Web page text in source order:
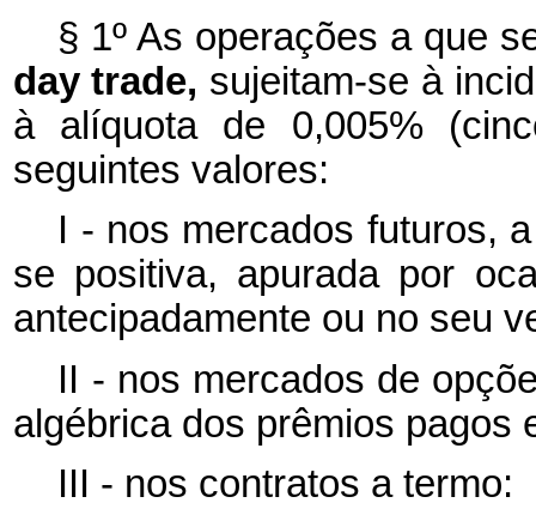
§ 1º As operações a que
day trade, sujeitam-se à
à alíquota de 0,005%
seguintes valores:
I - nos mercados futuros,
se positiva, apurada por
antecipadamente ou no seu
II - nos mercados de
algébrica dos prêmios pagos
III - nos contratos a termo: